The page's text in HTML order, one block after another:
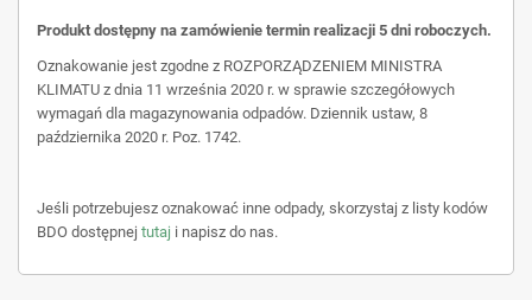
Produkt dostępny na zamówienie termin realizacji 5 dni roboczych.
Oznakowanie jest zgodne z ROZPORZĄDZENIEM MINISTRA
KLIMATU z dnia 11 września 2020 r. w sprawie szczegółowych
wymagań dla magazynowania odpadów. Dziennik ustaw, 8
października 2020 r. Poz. 1742.
Jeśli potrzebujesz oznakować inne odpady, skorzystaj z listy kodów
BDO dostępnej tutaj i napisz do nas.